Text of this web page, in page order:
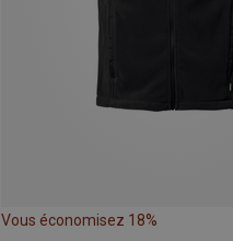
Vous économisez 18%